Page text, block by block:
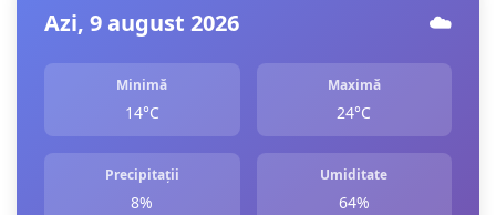
Azi, 9 august 2026 ☁️
Minimă
14°C
Maximă
24°C
Precipitații
8%
Umiditate
64%